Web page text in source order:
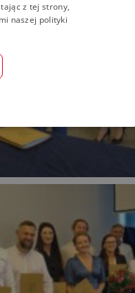
z tej strony,
naszej polityki